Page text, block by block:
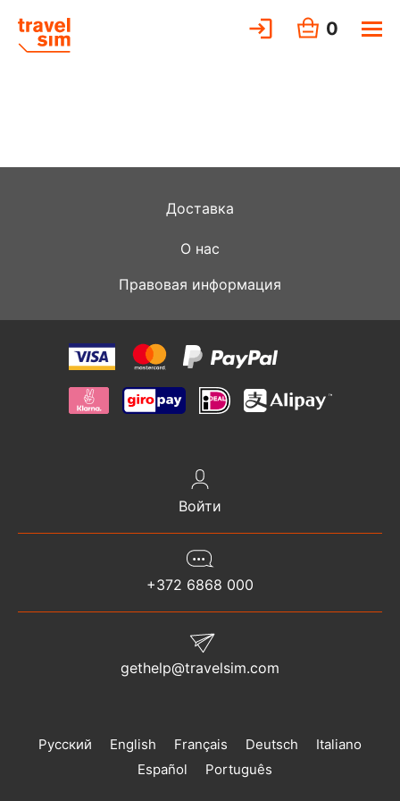
0
Доставка
О нас
Правовая информация
Войти
+372 6868 000
gethelp@travelsim.com
Русский English Français Deutsch
Italiano
Español
Português